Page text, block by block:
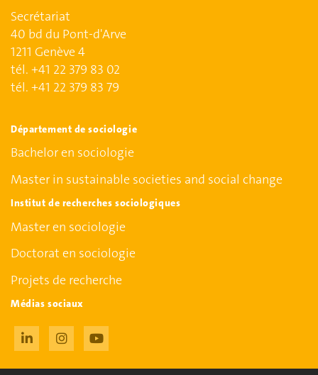
Secrétariat
40 bd du Pont-d'Arve
1211 Genève 4
tél. +41 22 379 83 02
tél. +41 22 379 83 79
Département de sociologie
Bachelor en sociologie
Master in sustainable societies and social change
Institut de recherches sociologiques
Master en sociologie
Doctorat en sociologie
Projets de recherche
Médias sociaux